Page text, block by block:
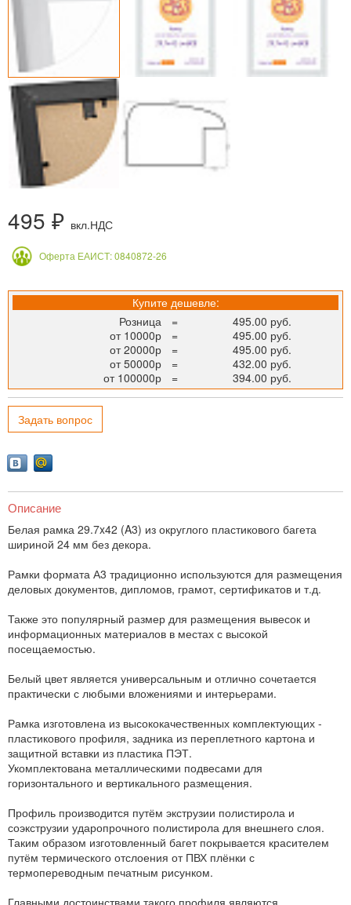
495 ₽ вкл.НДС
Оферта ЕАИСТ: 0840872-26
Купите дешевле:
Розница
=
495.00 руб.
от 10000р
=
495.00 руб.
от 20000р
=
495.00 руб.
от 50000р
=
432.00 руб.
от 100000р
= 394.00 руб.
Задать вопрос
Описание
Белая рамка 29.7x42 (A3) из округлого пластикового багета
шириной 24 мм без декора.
Рамки формата А3 традиционно используются для размещения
деловых документов, дипломов, грамот, сертификатов и т.д.
Также это популярный размер для размещения вывесок и
информационных материалов в местах с высокой
посещаемостью.
Белый цвет является универсальным и отлично сочетается
практически с любыми вложениями и интерьерами.
Рамка изготовлена из высококачественных комплектующих -
пластикового профиля, задника из переплетного картона и
защитной вставки из пластика ПЭТ.
Укомплектована металлическими подвесами для
горизонтального и вертикального размещения.
Профиль производится путём экструзии полистирола и
соэкструзии ударопрочного полистирола для внешнего слоя.
Таким образом изготовленный багет покрывается красителем
путём термического отслоения от ПВХ плёнки с
термопереводным печатным рисунком.